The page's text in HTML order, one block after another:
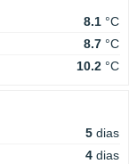
8.1 °C
8.7 °C
10.2 °C
5 dias
4 dias